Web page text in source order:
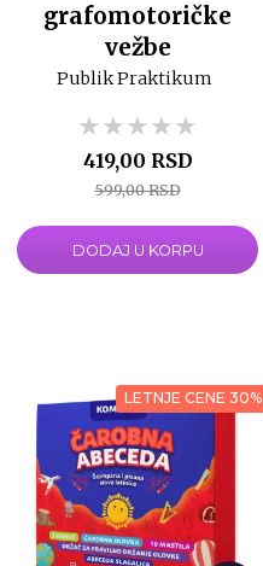
grafomotoričke
vežbe
Publik Praktikum
★★★★★
★★★★★
★★★★★
419,00 RSD
599,00 RSD
DODAJ U KORPU
LETNJE CENE 30%